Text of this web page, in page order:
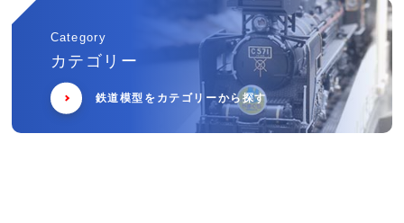
Category
カテゴリー
鉄道模型をカテゴリーから探す